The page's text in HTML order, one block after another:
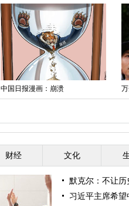
中国日报漫画：崩溃
财经 文化
默克尔：不让历
习近平主席希